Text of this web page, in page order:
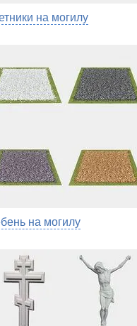
на могилу
на могилу